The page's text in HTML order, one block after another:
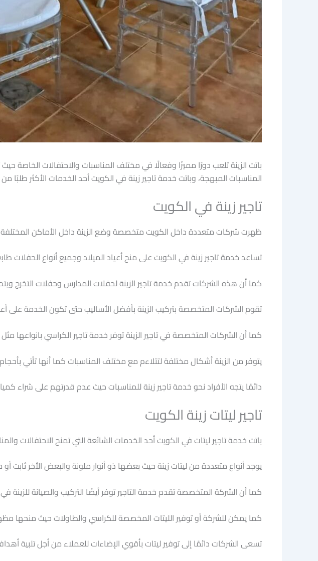
باتت الزينة تلعب دورًا مميزًا وفعالًا في مختلف المناسبات والاحتفالات الخاصة
المناسبات المبهجة، وباتت خدمة تاجير زينة في الكويت أحد الخدمات الأكثر طلبًا
تاجير زينة في الكويت
ظهرت شركات متعددة داخل الكويت متخصصة وضع الزينة داخل الأماكن المختلفة
تساعد خدمة تاجير زينة في الكويت على منح أعياد الميلاد وجميع أنواع الحفلات
كما أن هذه الشركات تقدم خدمة تاجير الزينة لحفلات المدارس وحفلات
تقوم الشركات المتخصصة بتركيب الزينة بأفضل الأساليب حتى تكون الخدمة
كما أن الشركات المتخصصة في تاجير الزينة توفر خدمة تاجير الكراسي بانواعها
يتوفر من الزينة أشكال مختلفة لتتلاءم مع مختلف المناسبات كما أنها تأتي
دائمًا يتجه الأفراد نحو خدمة تاجير زينة للمناسبات حيث عدم قدرتهم على شراء
تاجير ليتات زينة الكويت
باتت خدمة تاجير ليتات في الكويت أحد الخدمات الشائعة التي تمنح الاحتفالات
يوجد أنواع متعددة من ليتات زينة حيث بعضها ذو أنوار ملونة والبعض الأخر ثابت
كما أن الشركة المتخصصة تقدم خدمة التاجير توفر أيضًا التركيب والصيانة
كما يمكن للشركة أو توفير الليتات المخصصة للكراسي والطاولات حيث منحها
تسعى الشركات دائمًا إلى توفير ليتات بأقوي الإضاءات للعملاء من أجل تلبية